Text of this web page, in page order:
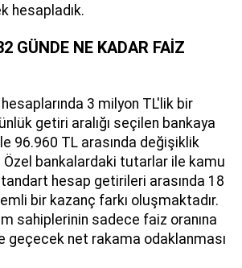
hesapladık.
GÜNDE NE KADAR FAİZ
3 milyon TL'lik bir
getiri aralığı seçilen bankaya
96.960 TL arasında değişiklik
bankalardaki tutarlar ile kamu
hesap getirileri arasında 18
bir kazanç farkı oluşmaktadır.
sahiplerinin sadece faiz oranına
geçecek net rakama odaklanması